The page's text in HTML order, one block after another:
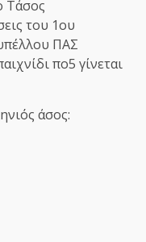
Τάσος
του 1ου
ΠΑΣ
πο5 γίνεται
άσος: